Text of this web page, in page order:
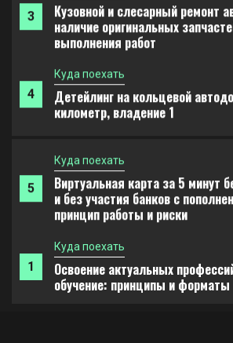
3
Кузовной и слесарный ремонт
наличие оригинальных
выполнения работ
4
Куда поехать
Детейлинг на кольцевой
километр, владение 1
5
Куда поехать
Виртуальная карта за 5 минут
и без участия банков с
принцип работы и риски
1
Куда поехать
Освоение актуальных
обучение: принципы и форматы